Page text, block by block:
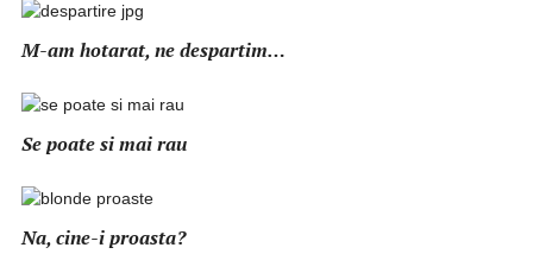
M-am hotarat, ne despartim…
Se poate si mai rau
Na, cine-i proasta?